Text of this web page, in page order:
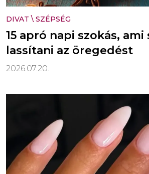
DIVAT \ SZÉPSÉG
15 apró napi szokás,
lassítani az öregedést
2026.07.20.